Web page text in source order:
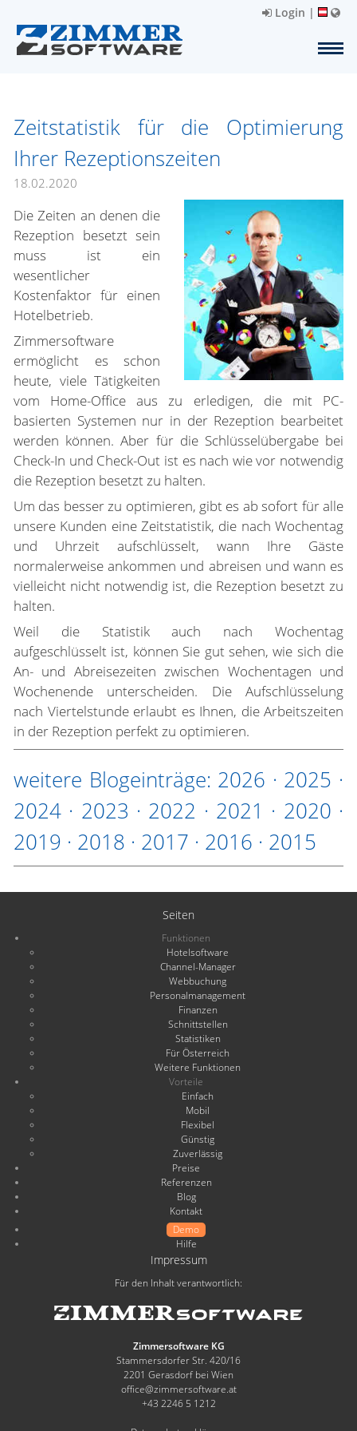
Login |
Zeitstatistik für die Optimierung
Ihrer Rezeptionszeiten
18.02.2020
Die Zeiten an denen die
Rezeption besetzt sein
muss ist ein
wesentlicher
Kostenfaktor für einen
Hotelbetrieb.
Zimmersoftware
ermöglicht es schon
heute, viele Tätigkeiten
vom Home-Office aus zu erledigen, die mit PC-
basierten Systemen nur in der Rezeption bearbeitet
werden können. Aber für die Schlüsselübergabe bei
Check-In und Check-Out ist es nach wie vor notwendig
die Rezeption besetzt zu halten.
Um das besser zu optimieren, gibt es ab sofort für alle
unsere Kunden eine Zeitstatistik, die nach Wochentag
und Uhrzeit aufschlüsselt, wann Ihre Gäste
normalerweise ankommen und abreisen und wann es
vielleicht nicht notwendig ist, die Rezeption besetzt zu
halten.
Weil die Statistik auch nach Wochentag
aufgeschlüsselt ist, können Sie gut sehen, wie sich die
An- und Abreisezeiten zwischen Wochentagen und
Wochenende unterscheiden. Die Aufschlüsselung
nach Viertelstunde erlaubt es Ihnen, die Arbeitszeiten
in der Rezeption perfekt zu optimieren.
weitere Blogeinträge: 2026 · 2025 ·
2024 · 2023 · 2022 · 2021 · 2020 ·
2019 · 2018 · 2017 · 2016 · 2015
Seiten
Funktionen
Hotelsoftware
Channel-Manager
Webbuchung
Personalmanagement
Finanzen
Schnittstellen
Statistiken
Für Österreich
Weitere Funktionen
Vorteile
Einfach
Mobil
Flexibel
Günstig
Zuverlässig
Preise
Referenzen
Blog
Kontakt
Demo
Hilfe
Impressum
Für den Inhalt verantwortlich:
Zimmersoftware KG
Stammersdorfer Str. 420/16
2201 Gerasdorf bei Wien
office@zimmersoftware.at
+43 2246 5 1212